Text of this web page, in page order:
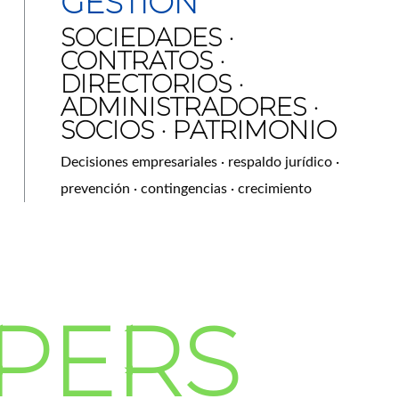
SOCIEDADES ·
CONTRATOS ·
DIRECTORIOS ·
ADMINISTRADORES ·
SOCIOS · PATRIMONIO
Decisiones empresariales · respaldo jurídico ·
prevención · contingencias · crecimiento